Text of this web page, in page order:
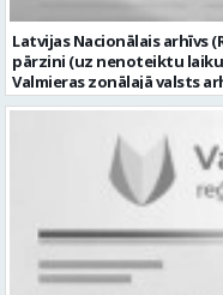
lēmumus; analītiskās
spēja strādāt individuāli un
un piedāvāt jaunus risinājumus; mēs piedāvājam:
interesantu un atbildīgu
attīstību vērstā Pašvaldībā;
pirms nodokļu nomaksas,
nodokļu nomaksas;
dzīves līdzsvaram par labu
līdzfinansētu veselības
kā arī citas sociālās
un normatīvajos aktos
un izaugsmes iespējas
burtu lielumu “11”) un
Latvijas Nacionālais arhīvs (Reģ.Nr.90009476367) aicina darbā namu
pārzini (uz nenoteiktu laiku)
Valmieras zonālajā valsts
darām pieejamu un
Valkas, Smiltenes un
pievienoties čaklu, rūpīgu
kurš rūpētos par mūsu
un pievienojies mūsu kolektīvam! Mums ir svarīgi, lai
vidējā vai vidējā
saimniecisko darbu
apsaimniekošanas jomā; •
tīmekļa pārlūkprogrammās,